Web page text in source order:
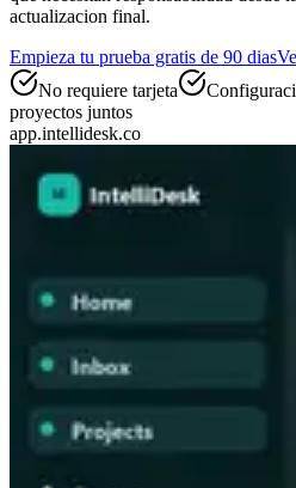
actualizacion final.
Empieza tu prueba gratis de 90 dias
No requiere tarjeta
proyectos juntos
app.intellidesk.co